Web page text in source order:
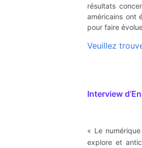
résultats
américains ont
pour faire
Veuillez
Interview
« Le
explore et